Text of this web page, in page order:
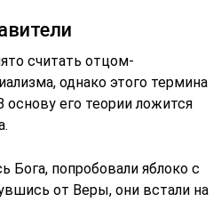
считать отцом-
однако этого термина
основу его теории ложится
Бога, попробовали яблоко с
от Веры, они встали на